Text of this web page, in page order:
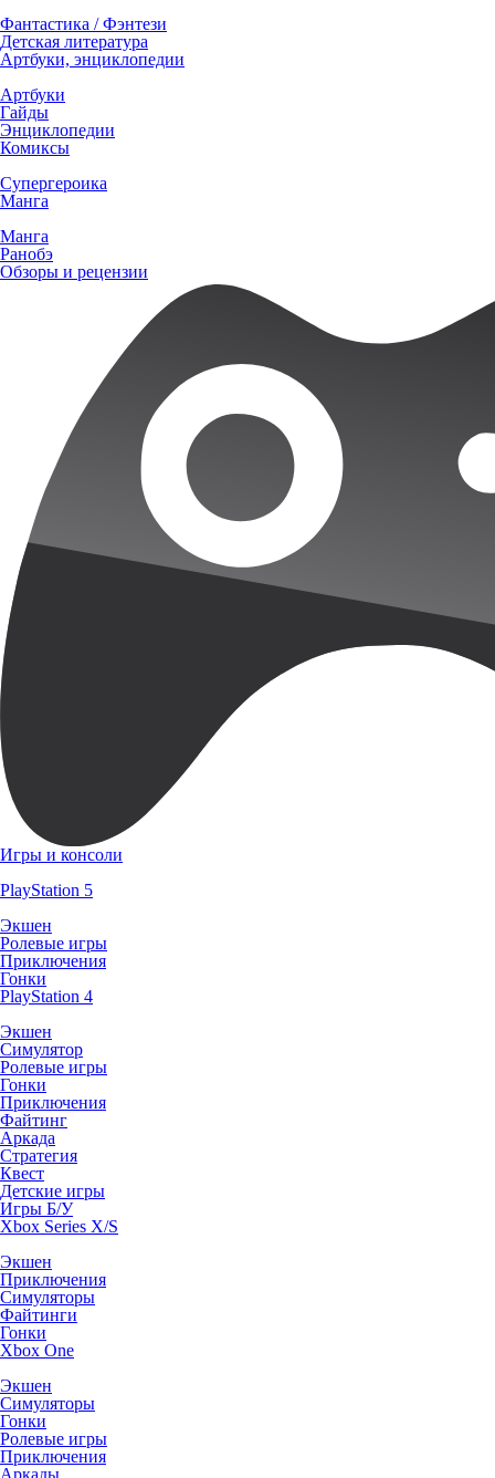
Фантастика / Фэнтези
Детская литература
Артбуки, энциклопедии
Артбуки
Гайды
Энциклопедии
Комиксы
Супергероика
Манга
Манга
Ранобэ
Обзоры и рецензии
Игры и консоли
PlayStation 5
Экшен
Ролевые игры
Приключения
Гонки
PlayStation 4
Экшен
Симулятор
Ролевые игры
Гонки
Приключения
Файтинг
Аркада
Стратегия
Квест
Детские игры
Игры Б/У
Xbox Series X/S
Экшен
Приключения
Симуляторы
Файтинги
Гонки
Xbox One
Экшен
Симуляторы
Гонки
Ролевые игры
Приключения
Аркады